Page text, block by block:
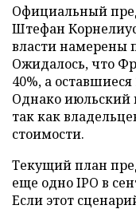
Официальный
Штефан
власти намерены
Ожидалось, что
40%, а
Однако июльский
так как
стоимости.
Текущий план
еще одно IPO в
Если этот